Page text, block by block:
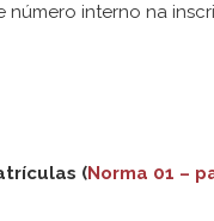
número interno na
(Norma 01 –